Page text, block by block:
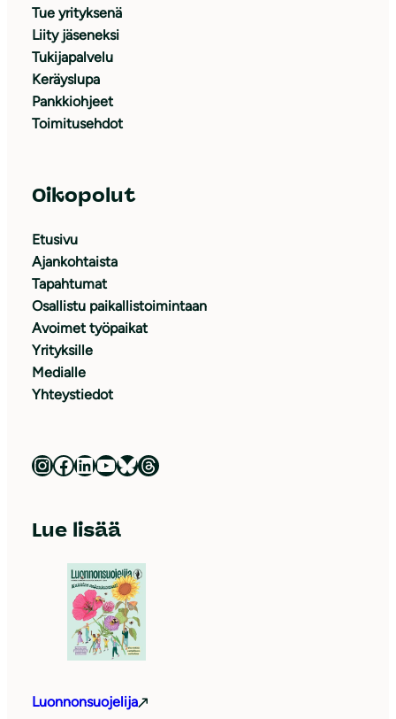
Tue yrityksenä
Liity jäseneksi
Tukijapalvelu
Keräyslupa
Pankkiohjeet
Toimitusehdot
Oikopolut
Etusivu
Ajankohtaista
Tapahtumat
Osallistu paikallistoimintaan
Avoimet työpaikat
Yrityksille
Medialle
Yhteystiedot
Luonnonsuojeluliitto Instagramissa Luonnonsuojeluliitto Facebookissa Luonnonsuojeluliitto LinkedInissä Luonnonsuojeluliiton YouTube-kanava Luonnonsuojeluliitto Blueskyssa Luonnonsuojeluliitto Threadsissa
Lue lisää
Luonnonsuojelija